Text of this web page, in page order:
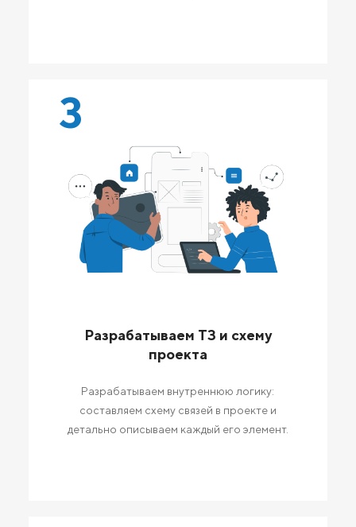
3
Разрабатываем ТЗ и схему
проекта
Разрабатываем внутреннюю логику:
составляем схему связей в проекте и
детально описываем каждый его элемент.